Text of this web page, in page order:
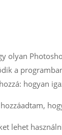
olyan
a
hogyan
lehet